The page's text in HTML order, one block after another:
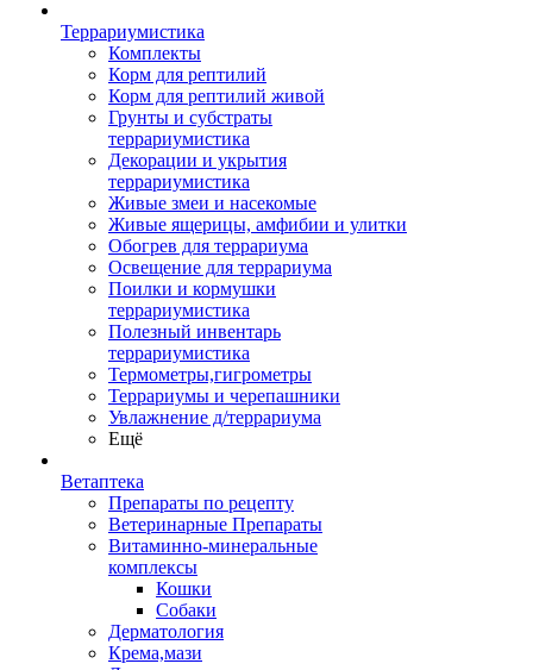
Террариумистика
Комплекты
Корм для рептилий
Корм для рептилий живой
Грунты и субстраты
террариумистика
Декорации и укрытия
террариумистика
Живые змеи и насекомые
Живые ящерицы, амфибии и улитки
Обогрев для террариума
Освещение для террариума
Поилки и кормушки
террариумистика
Полезный инвентарь
террариумистика
Термометры,гигрометры
Террариумы и черепашники
Увлажнение д/террариума
Ещё
Ветаптека
Препараты по рецепту
Ветеринарные Препараты
Витаминно-минеральные
комплексы
Кошки
Собаки
Дерматология
Крема,мази